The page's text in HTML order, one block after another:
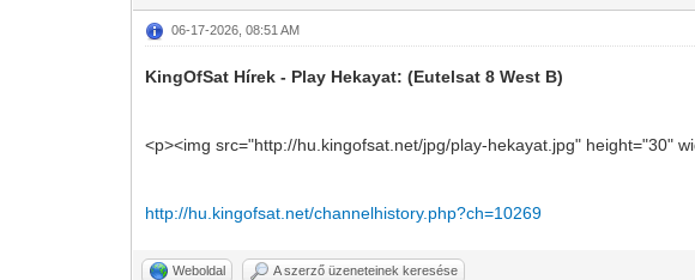
06-17-2026, 08:51 AM
KingOfSat Hírek - Play Hekayat: (Eutelsat 8 West B)
<p><img src="http://hu.kingofsat.net/jpg/play-hekayat.jpg" height="30"
http://hu.kingofsat.net/channelhistory.php?ch=10269
Weboldal A szerző üzeneteinek keresése